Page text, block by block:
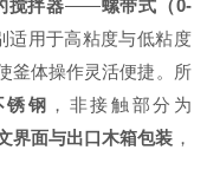
搅拌器——螺带式（0-
适用于高粘度与低粘度
釜体操作灵活便捷。所
锈钢 ，非接触部分为
界面与出口木箱包装 ，